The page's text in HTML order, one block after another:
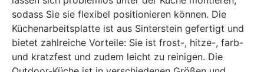
sodass Sie sie flexibel positionieren können. Die
Küchenarbeitsplatte ist aus Sinterstein gefertigt und
bietet zahlreiche Vorteile: Sie ist frost-, hitze-, farb-
und kratzfest und zudem leicht zu reinigen. Die